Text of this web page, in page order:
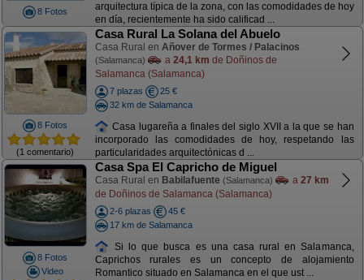
8 Fotos
arquitectura típica de la zona, con las comodidades de hoy
en día, recientemente ha sido calificad ...
8 Fotos
(1 comentario)
Casa Rural La Solana del Abuelo
Casa Rural en Añover de Tormes / Palacinos
(Salamanca) a 24,1 km de Doñinos de
Salamanca (Salamanca)
7 plazas
25 €
32 km de Salamanca
Casa lugareña a finales del siglo XVII a la que se han
incorporado las comodidades de hoy, respetando las
particularidades arquitectónicas d ...
8 Fotos
Video
Casa Spa El Capricho de Miguel
Casa Rural en Babilafuente (Salamanca) a 27 km
de Doñinos de Salamanca (Salamanca)
2-6 plazas
45 €
17 km de Salamanca
Si lo que busca es una casa rural en Salamanca,
Caprichos rurales es un concepto de alojamiento
Romantico situado en Salamanca en el que ust ...